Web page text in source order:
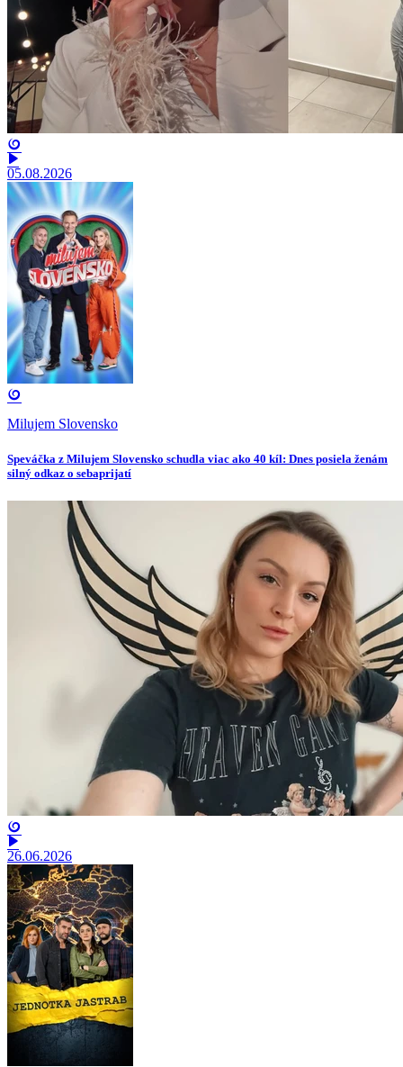
05.08.2026
Milujem Slovensko
Speváčka z Milujem Slovensko schudla viac ako 40 kíl: Dnes posiela ženám
silný odkaz o sebaprijatí
26.06.2026